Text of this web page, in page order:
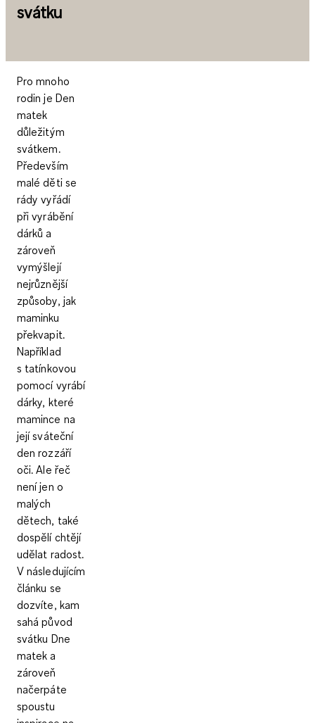
svátku
Pro mnoho
rodin je Den
matek
důležitým
svátkem.
Především
malé děti se
rády vyřádí
při vyrábění
dárků a
zároveň
vymýšlejí
nejrůznější
způsoby, jak
maminku
překvapit.
Například
s tatínkovou
pomocí vyrábí
dárky, které
mamince na
její sváteční
den rozzáří
oči. Ale řeč
není jen o
malých
dětech, také
dospělí chtějí
udělat radost.
V následujícím
článku se
dozvíte, kam
sahá původ
svátku Dne
matek a
zároveň
načerpáte
spoustu